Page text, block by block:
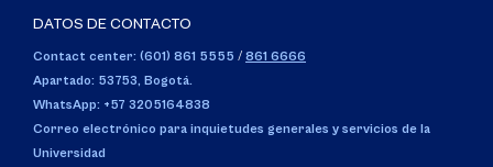
DATOS DE CONTACTO
Contact center: (601) 861 5555 / 861 6666
Apartado: 53753, Bogotá.
WhatsApp: +57 3205164838
Correo electrónico para inquietudes generales y servicios de la
Universidad